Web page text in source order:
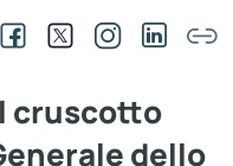
cruscotto
dello